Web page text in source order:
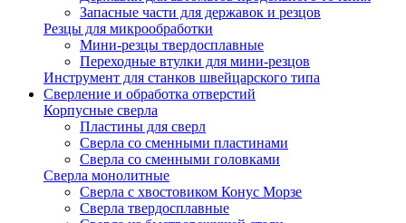
Запасные части для державок и резцов
Резцы для микрообработки
Мини-резцы твердосплавные
Переходные втулки для мини-резцов
Инструмент для станков швейцарского типа
Сверление и обработка отверстий
Корпусные сверла
Пластины для сверл
Сверла со сменными пластинами
Сверла со сменными головками
Сверла монолитные
Сверла с хвостовиком Конус Морзе
Сверла твердосплавные